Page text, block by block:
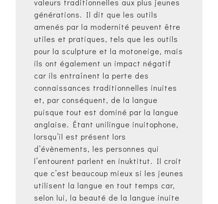
valeurs traditionnelles aux plus jeunes
générations. Il dit que les outils
amenés par la modernité peuvent être
utiles et pratiques, tels que les outils
pour la sculpture et la motoneige, mais
ils ont également un impact négatif
car ils entraînent la perte des
connaissances traditionnelles inuites
et, par conséquent, de la langue
puisque tout est dominé par la langue
anglaise. Étant unilingue inuitophone,
lorsqu’il est présent lors
d’évènements, les personnes qui
l’entourent parlent en inuktitut. Il croit
que c’est beaucoup mieux si les jeunes
utilisent la langue en tout temps car,
selon lui, la beauté de la langue inuite